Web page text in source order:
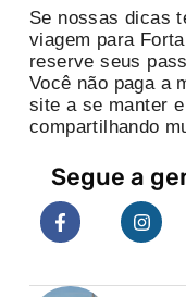
Se nossas dicas
viagem para
reserve seus
Você não paga a
site a se manter
compartilhando
Segue a